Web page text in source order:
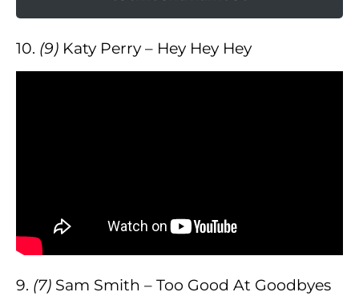
10. (9) Katy Perry – Hey Hey Hey
9. (7) Sam Smith – Too Good At Goodbyes